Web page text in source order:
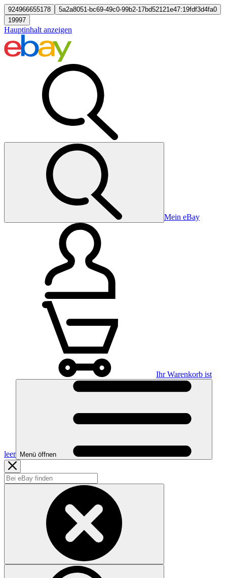
924966655178
5a2a8051-bc69-49c0-99b2-17bd52121e47:19fdf3d4fa0
19997
Hauptinhalt anzeigen
Mein eBay
Ihr Warenkorb ist
leer Menü öffnen